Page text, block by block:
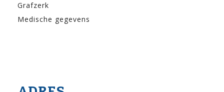
Grafzerk
Medische gegevens